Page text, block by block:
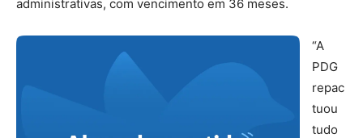
administrativas, com vencimento em 36 meses.
“A
PDG
repac
tuou
tudo